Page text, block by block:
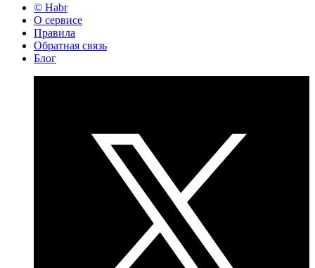
© Habr
О сервисе
Правила
Обратная связь
Блог